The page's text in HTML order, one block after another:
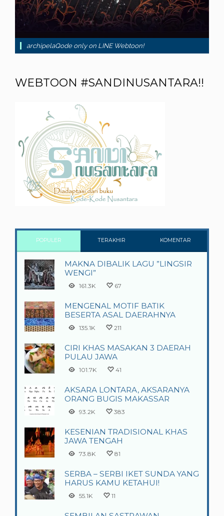
archipelaQode only on LINE Webtoon!
WEBTOON #SANDINUSANTARA!!
POPULER TERAKHIR KOMENTAR
MAKNA DIBALIK LAGU ”LINGSIR
WENGI”
161.3K 67
MENGENAL MOTIF BATIK
BESERTA ASAL DAERAHNYA
135.1K 211
CIRI KHAS MASAKAN 3 DAERAH
PULAU JAWA
101.7K 41
AKSARA LONTARA, AKSARANYA
ORANG BUGIS MAKASSAR
93.2K 383
KESENIAN TRADISIONAL KHAS
JAWA TENGAH
73.8K 81
SERBA – SERBI IKET SUNDA YANG
HARUS KAMU KETAHUI!
55.1K 11